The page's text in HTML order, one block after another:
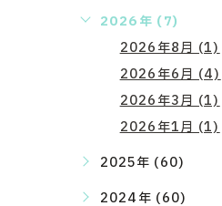
2026年 (7)
2026年8月 (1)
2026年6月 (4)
2026年3月 (1)
2026年1月 (1)
2025年 (60)
2024年 (60)